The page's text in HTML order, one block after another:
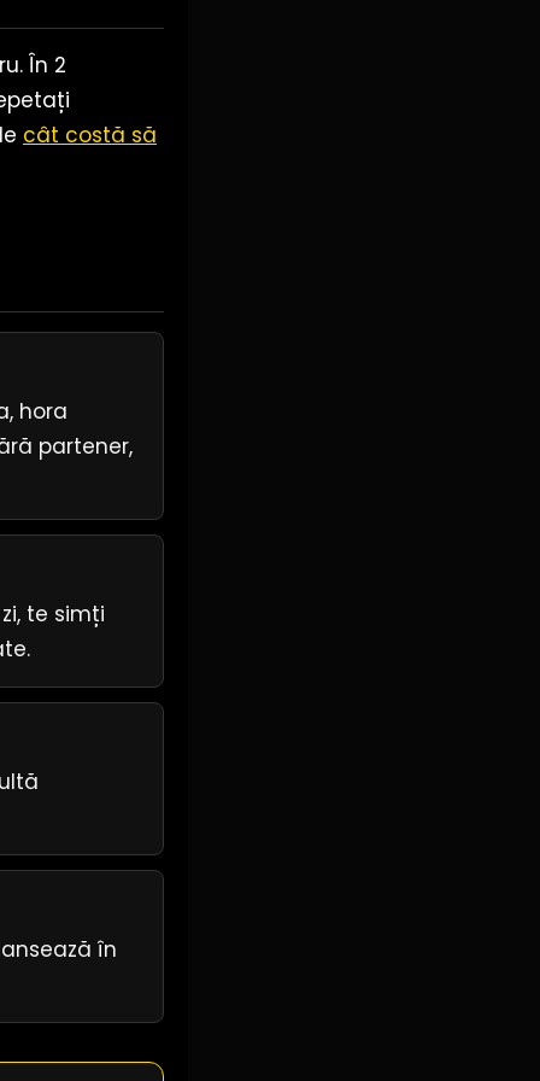
În 2
cât costă să
hora
partener,
te simți
în